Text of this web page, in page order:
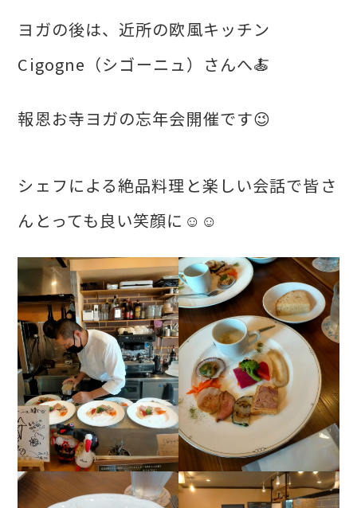
ヨガの後は、近所の欧風キッチン
Cigogne（シゴーニュ）さんへ🍝
報恩お寺ヨガの忘年会開催です😉
シェフによる絶品料理と楽しい会話で皆さ
んとっても良い笑顔に☺☺